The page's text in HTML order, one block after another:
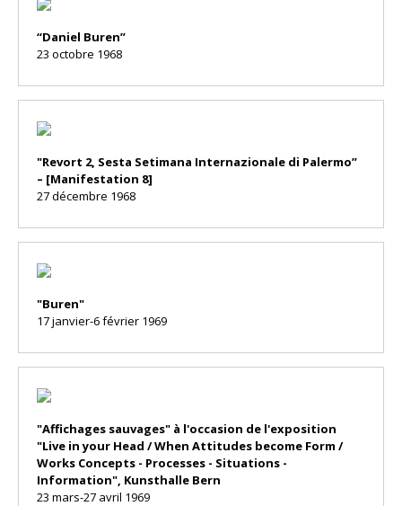
“Daniel Buren”
23 octobre 1968
"Revort 2, Sesta Setimana Internazionale di Palermo”
– [Manifestation 8]
27 décembre 1968
"Buren"
17 janvier-6 février 1969
"Affichages sauvages" à l'occasion de l'exposition
"Live in your Head / When Attitudes become Form /
Works Concepts - Processes - Situations -
Information", Kunsthalle Bern
23 mars-27 avril 1969